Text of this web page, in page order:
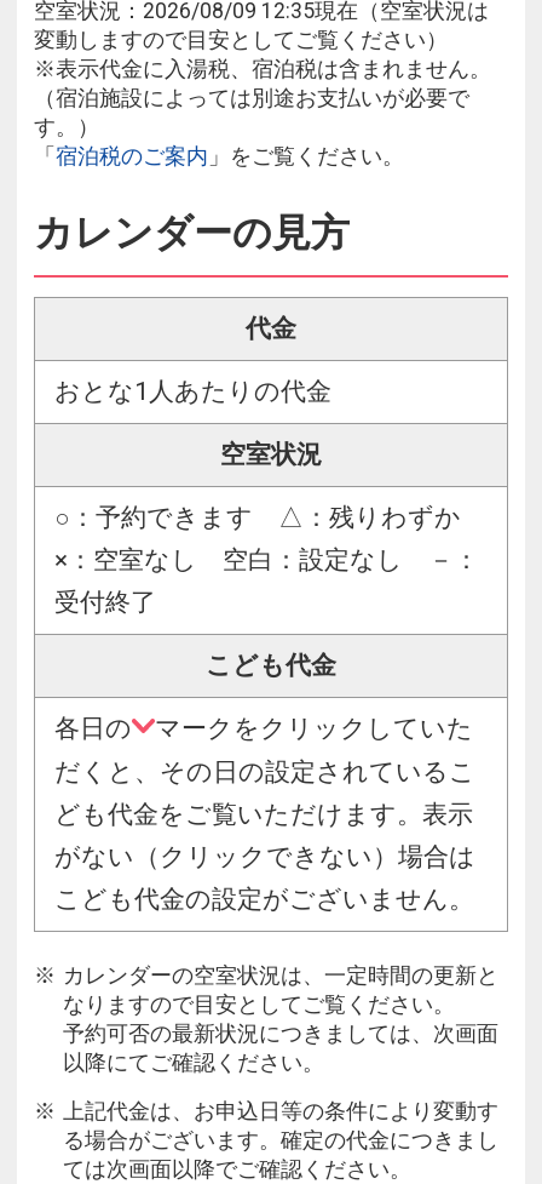
空室状況：2026/08/09 12:35現在（空室状況は
変動しますので目安としてご覧ください）
※表示代金に入湯税、宿泊税は含まれません。
（宿泊施設によっては別途お支払いが必要で
す。）
「 宿泊税のご案内 」をご覧ください。
カレンダーの見方
代金
おとな1人あたりの代金
空室状況
○：予約できます △：残りわずか
×：空室なし 空白：設定なし －：
受付終了
こども代金
各日の
マークをクリックしていた
だくと、その日の設定されているこ
ども代金をご覧いただけます。表示
がない（クリックできない）場合は
こども代金の設定がございません。
カレンダーの空室状況は、一定時間の更新と
なりますので目安としてご覧ください。
予約可否の最新状況につきましては、次画面
以降にてご確認ください。
上記代金は、お申込日等の条件により変動す
る場合がございます。確定の代金につきまし
ては次画面以降でご確認ください。